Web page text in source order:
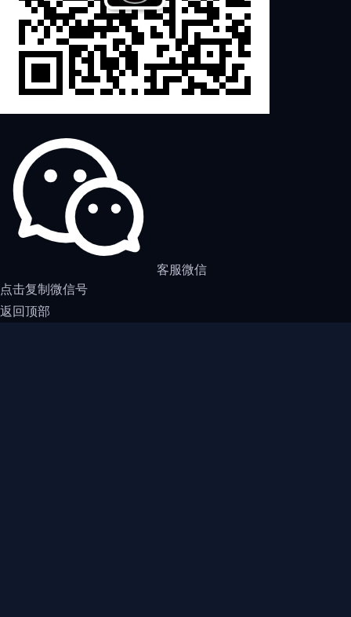
客服微信
点击复制微信号
返回顶部